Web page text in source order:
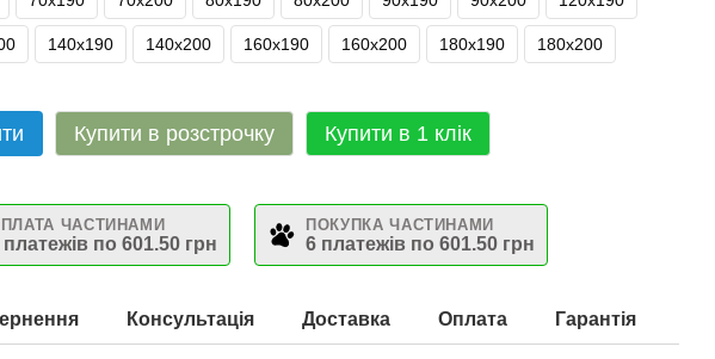
140х190 140х200 160х190 160х200 180х190 180х200
Купити в розстрочку Купити в 1 клік
ЧАСТИНАМИ
платежів по 601.50 грн
ПОКУПКА ЧАСТИНАМИ
6 платежів по 601.50 грн
Консультація Доставка Оплата Гарантія